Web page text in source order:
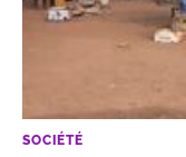
SOCIÉTÉ